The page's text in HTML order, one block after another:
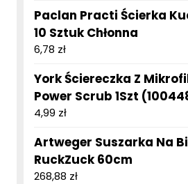
Paclan Practi Ścierka
10 Sztuk Chłonna
6,78 zł
York Ściereczka Z
Power Scrub 1Szt
4,99 zł
Artweger Suszarka Na
RuckZuck 60cm
268,88 zł